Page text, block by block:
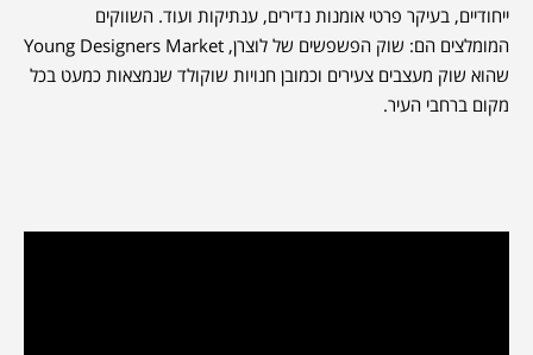
ייחודיים, בעיקר פרטי אומנות נדירים, ענתיקות ועוד. השווקים
המומלצים הם: שוק הפשפשים של לוצרן, Young Designers Market
שהוא שוק מעצבים צעירים וכמובן חנויות שוקולד שנמצאות כמעט בכל
מקום ברחבי העיר.